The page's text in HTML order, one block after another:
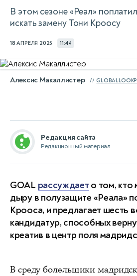
В этом сезоне «Реал»
искать замену Тони Кроосу
18 АПРЕЛЯ 2025 11:44
Алексис Макаллистер
Редакция сайта
Редакционный материал
GOAL рассуждает о том, кто
дыру в полузащите «Реала»
Крооса, и предлагает шесть
кандидатур, способных
креатив в центр поля
В среду болельщики